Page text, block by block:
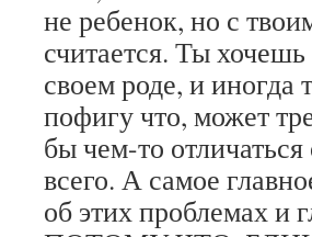
не ребенок, но с
считается. Ты
своем роде, и
пофигу что, может
бы чем-то
всего. А самое
об этих проблемах